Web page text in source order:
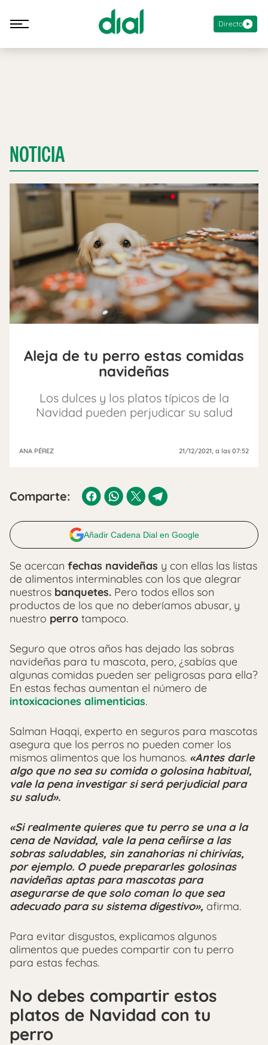
Directo
NOTICIA
Aleja de tu perro estas comidas
navideñas
Los dulces y los platos típicos de la
Navidad pueden perjudicar su salud
ANA PÉREZ 21/12/2021, a las 07:52
Comparte:
Añadir Cadena Dial en Google
Se acercan fechas navideñas y con ellas las listas
de alimentos interminables con los que alegrar
nuestros banquetes. Pero todos ellos son
productos de los que no deberíamos abusar, y
nuestro perro tampoco.
Seguro que otros años has dejado las sobras
navideñas para tu mascota, pero, ¿sabías que
algunas comidas pueden ser peligrosas para ella?
En estas fechas aumentan el número de
intoxicaciones alimenticias.
Salman Haqqi, experto en seguros para mascotas
asegura que los perros no pueden comer los
mismos alimentos que los humanos. «Antes darle
algo que no sea su comida o golosina habitual,
vale la pena investigar si será perjudicial para
su salud».
«Si realmente quieres que tu perro se una a la
cena de Navidad, vale la pena ceñirse a las
sobras saludables, sin zanahorias ni chirivías,
por ejemplo. O puede prepararles golosinas
navideñas aptas para mascotas para
asegurarse de que solo coman lo que sea
adecuado para su sistema digestivo», afirma.
Para evitar disgustos, explicamos algunos
alimentos que puedes compartir con tu perro
para estas fechas.
No debes compartir estos
platos de Navidad con tu
perro